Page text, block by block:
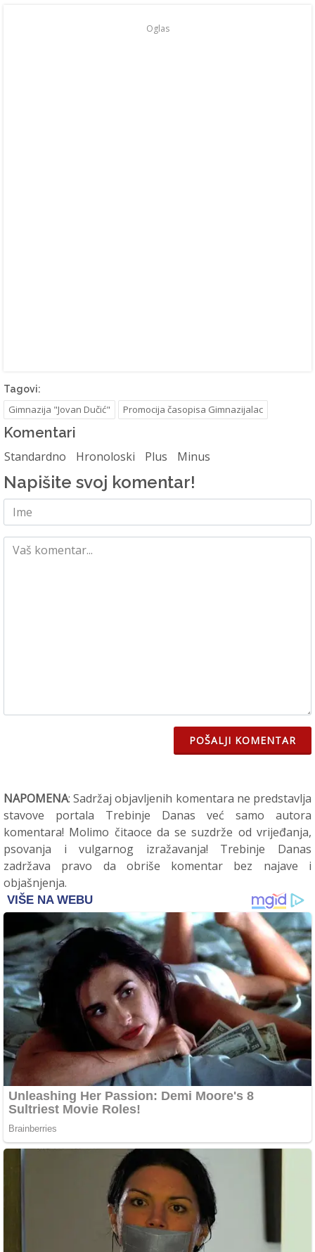
Oglas
Tagovi:
Gimnazija "Jovan Dučić" Promocija časopisa Gimnazijalac
Komentari
Standardno Hronoloski Plus Minus
Napišite svoj komentar!
POŠALJI KOMENTAR
NAPOMENA: Sadržaj objavljenih komentara ne predstavlja
stavove portala Trebinje Danas već samo autora
komentara! Molimo čitaoce da se suzdrže od vrijeđanja,
psovanja i vulgarnog izražavanja! Trebinje Danas
zadržava pravo da obriše komentar bez najave i
objašnjenja.